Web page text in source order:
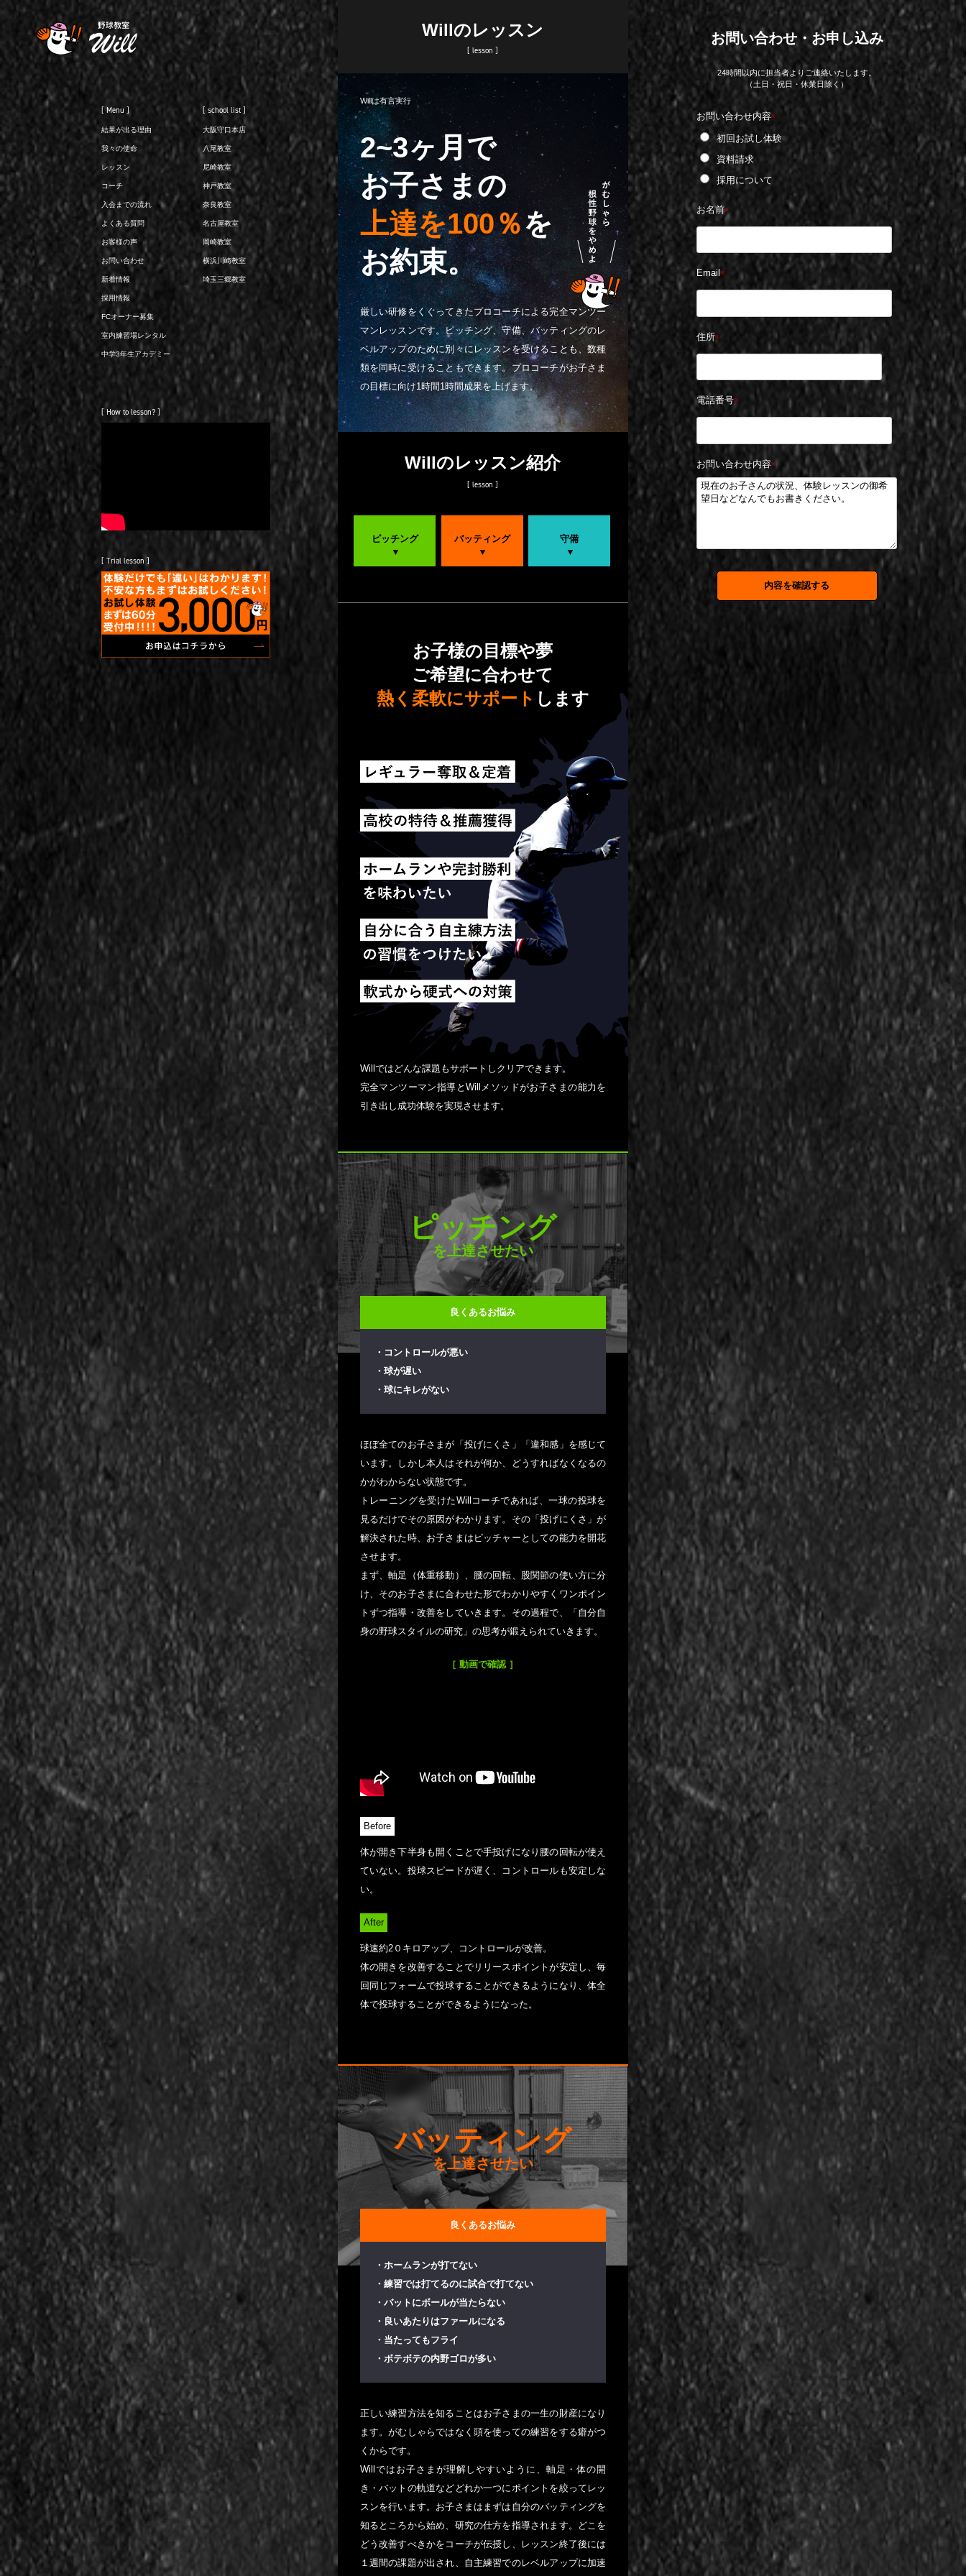
[ Menu ]
結果が出る理由
我々の使命
レッスン
コーチ
入会までの流れ
よくある質問
お客様の声
お問い合わせ
新着情報
採用情報
FCオーナー募集
室内練習場レンタル
中学3年生アカデミー
[ school list ]
大阪守口本店
八尾教室
尼崎教室
神戸教室
奈良教室
名古屋教室
岡崎教室
横浜川崎教室
埼玉三郷教室
[ How to lesson? ]
[ Trial lesson ]
Willのレッスン
[ lesson ]
Willは有言実行
2~3ヶ月で
お子さまの
上達を100％を
お約束。
厳しい研修をくぐってきたプロコーチによる完全マンツー
マンレッスンです。ピッチング、守備、バッティングのレ
ベルアップのために別々にレッスンを受けることも、数種
類を同時に受けることもできます。プロコーチがお子さま
の目標に向け1時間1時間成果を上げます。
Willのレッスン紹介
[ lesson ]
ピッチング バッティング 守備
お子様の目標や夢
ご希望に合わせて
熱く柔軟にサポート します
Willではどんな課題もサポートしクリアできます。
完全マンツーマン指導とWillメソッドがお子さまの能力を
引き出し成功体験を実現させます。
ピッチング
を上達させたい
良くあるお悩み
・コントロールが悪い
・球が遅い
・球にキレがない
ほぼ全てのお子さまが「投げにくさ」「違和感」を感じて
います。しかし本人はそれが何か、どうすればなくなるの
かがわからない状態です。
トレーニングを受けたWillコーチであれば、一球の投球を
見るだけでその原因がわかります。その「投げにくさ」が
解決された時、お子さまはピッチャーとしての能力を開花
させます。
まず、軸足（体重移動）、腰の回転、股関節の使い方に分
け、そのお子さまに合わせた形でわかりやすくワンポイン
トずつ指導・改善をしていきます。その過程で、「自分自
身の野球スタイルの研究」の思考が鍛えられていきます。
［ 動画で確認 ］
Before
体が開き下半身も開くことで手投げになり腰の回転が使え
ていない。投球スピードが遅く、コントロールも安定しな
い。
After
球速約2０キロアップ、コントロールが改善。
体の開きを改善することでリリースポイントが安定し、毎
回同じフォームで投球することができるようになり、体全
体で投球することができるようになった。
バッティング
を上達させたい
良くあるお悩み
・ホームランが打てない
・練習では打てるのに試合で打てない
・バットにボールが当たらない
・良いあたりはファールになる
・当たってもフライ
・ボテボテの内野ゴロが多い
正しい練習方法を知ることはお子さまの一生の財産になり
ます。がむしゃらではなく頭を使っての練習をする癖がつ
くからです。
Willではお子さまが理解しやすいように、軸足・体の開
き・バットの軌道などどれか一つにポイントを絞ってレッ
スンを行います。お子さまはまずは自分のバッティングを
知るところから始め、研究の仕方を指導されます。どこを
どう改善すべきかをコーチが伝授し、レッスン終了後には
１週間の課題が出され、自主練習でのレベルアップに加速
お問い合わせ・お申し込み
24時間以内に担当者よりご連絡いたします。
（土日・祝日・休業日除く）
お問い合わせ内容※
初回お試し体験
資料請求
採用について
お名前※
Email ※
住所※
電話番号※
お問い合わせ内容※
内容を確認する